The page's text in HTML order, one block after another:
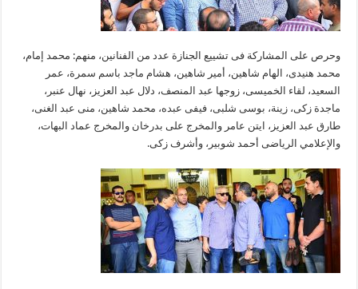
وحرص على المشاركة فى تشييع الجنازة عدد من الفنانين، منهم: محمد إمام،
محمد هنيدى، الهام شاهين، أمير شاهين، هشام ماجد باسم سمرة، عمر
السعيد، لقاء الخميسى، زوجها عبد المنصف، دلال عبد العزيز، نهال عنبر،
ماجدة زكى، زينة، بوسى شلبى، فيفى عبده، محمد شاهين، منى عبد الغنى،
طارق عبد العزيز، ايتن عامر والمخرج على بدرخان والمخرج عماد البهات،
والإعلامي الرياضى أحمد شوبير، وأشرف زكى.